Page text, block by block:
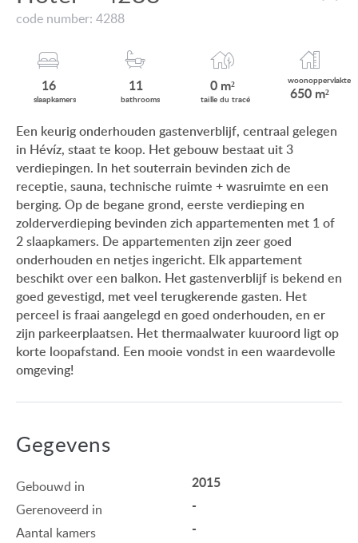
code number: 4288
16
slaapkamers
11
bathrooms
0 m²
taille du tracé
woonoppervlakte
650 m²
Een keurig onderhouden gastenverblijf, centraal gelegen
in Hévíz, staat te koop. Het gebouw bestaat uit 3
verdiepingen. In het souterrain bevinden zich de
receptie, sauna, technische ruimte + wasruimte en een
berging. Op de begane grond, eerste verdieping en
zolderverdieping bevinden zich appartementen met 1 of
2 slaapkamers. De appartementen zijn zeer goed
onderhouden en netjes ingericht. Elk appartement
beschikt over een balkon. Het gastenverblijf is bekend en
goed gevestigd, met veel terugkerende gasten. Het
perceel is fraai aangelegd en goed onderhouden, en er
zijn parkeerplaatsen. Het thermaalwater kuuroord ligt op
korte loopafstand. Een mooie vondst in een waardevolle
omgeving!
Gegevens
Gebouwd in 2015
Gerenoveerd in -
Aantal kamers -
VIEW ON LAKE BALATON
NEAR THE THERMAL BATH
SWIMMING-POOL
MANSION WITH ANCIENT TREES
FAMILY HOUSE IN GREEN BELT
ONZE KLANTEN
AANKOOPINFORMATIE
GEBRUIKSEIGENDOM
IMPRESSUM
HU DE EN BE